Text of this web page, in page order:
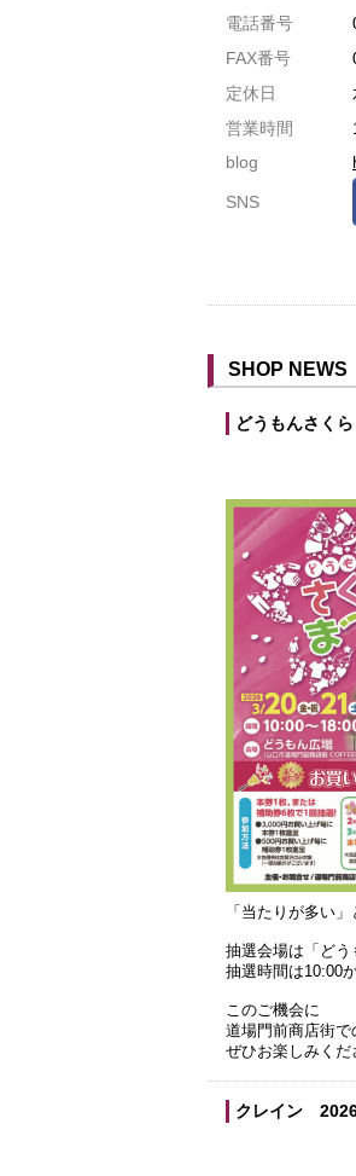
電話番号
FAX番号
定休日
営業時間
blog
SNS
SHOP NEWS
どうもんさく
「当たりが多い
抽選会場は「どう
抽選時間は10:00
このご機会に
道場門前商店街で
ぜひお楽しみくだ
クレイン